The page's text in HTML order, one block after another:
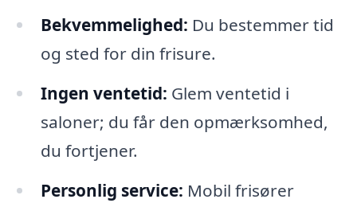
Bekvemmelighed: Du bestemmer tid
og sted for din frisure.
Ingen ventetid: Glem ventetid i
saloner; du får den opmærksomhed,
du fortjener.
Personlig service: Mobil frisører